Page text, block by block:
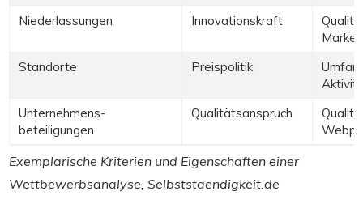
Niederlassungen Innovationskraft
Standorte
Preispolitik
Unternehmens-
beteiligungen
Qualitätsanspruch
Exemplarische Kriterien und Eigenschaften einer
Wettbewerbsanalyse, Selbststaendigkeit.de